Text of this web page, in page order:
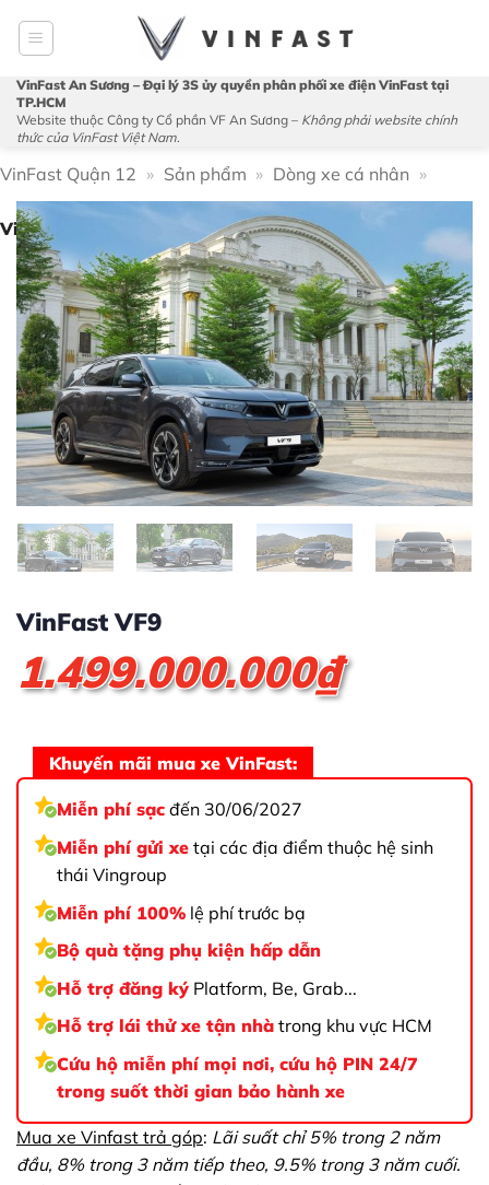
qua
dung
VinFast An Sương – Đại lý 3S ủy quyền phân phối xe điện VinFast tại
TP.HCM
Website thuộc Công ty Cổ phần VF An Sương – Không phải website chính
thức của VinFast Việt Nam.
VinFast Quận 12 » Sản phẩm » Dòng xe cá nhân »
VinFast VF9
VinFast VF9
1.499.000.000₫
Khuyến mãi mua xe VinFast:
Miễn phí sạc đến 30/06/2027
Miễn phí gửi xe tại các địa điểm thuộc hệ sinh
thái Vingroup
Miễn phí 100% lệ phí trước bạ
Bộ quà tặng phụ kiện hấp dẫn
Hỗ trợ đăng ký Platform, Be, Grab...
Hỗ trợ lái thử xe tận nhà trong khu vực HCM
Cứu hộ miễn phí mọi nơi, cứu hộ PIN 24/7
trong suốt thời gian bảo hành xe
Mua xe Vinfast trả góp: Lãi suất chỉ 5% trong 2 năm
đầu, 8% trong 3 năm tiếp theo, 9.5% trong 3 năm cuối.